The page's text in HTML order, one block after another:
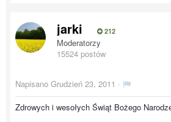
jarki 212
Moderatorzy
15524 postów
Napisano Grudzień 23, 2011 ·
Zdrowych i wesołych Świąt Bożego